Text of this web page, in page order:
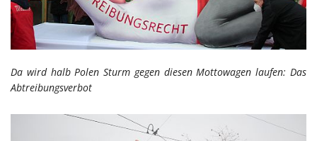
Da wird halb Polen Sturm gegen diesen Mottowagen laufen: Das
Abtreibungsverbot